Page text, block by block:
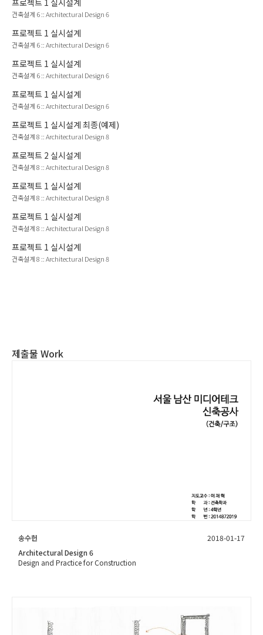
프로젝트 1 실시설계
건축설계 6::Architectural Design 6
프로젝트 1 실시설계
건축설계 6::Architectural Design 6
프로젝트 1 실시설계
건축설계 6::Architectural Design 6
프로젝트 1 실시설계
건축설계 6::Architectural Design 6
프로젝트 1 실시설계 최종(예제)
건축설계 8 ::Architectural Design 8
프로젝트 2 실시설계
건축설계 8 ::Architectural Design 8
프로젝트 1 실시설계
건축설계 8 ::Architectural Design 8
프로젝트 1 실시설계
건축설계 8 ::Architectural Design 8
프로젝트 1 실시설계
건축설계 8 ::Architectural Design 8
제출물 Work
송수헌
2018-01-17
Architectural Design 6
Design and Practice for Construction